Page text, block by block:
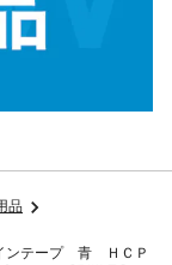
品
インテープ 青 ＨＣＰ